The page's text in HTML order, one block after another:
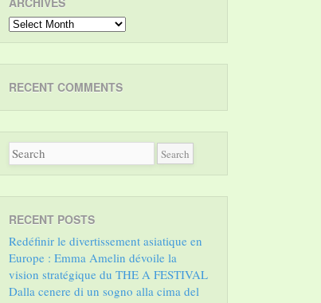
Archives
RECENT COMMENTS
RECENT POSTS
Redéfinir le divertissement asiatique en
Europe : Emma Amelin dévoile la
vision stratégique du THE A FESTIVAL
Dalla cenere di un sogno alla cima del